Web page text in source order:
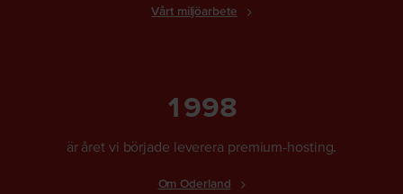
Vårt miljöarbete
1998
är året vi började leverera premium-hosting.
Om Oderland